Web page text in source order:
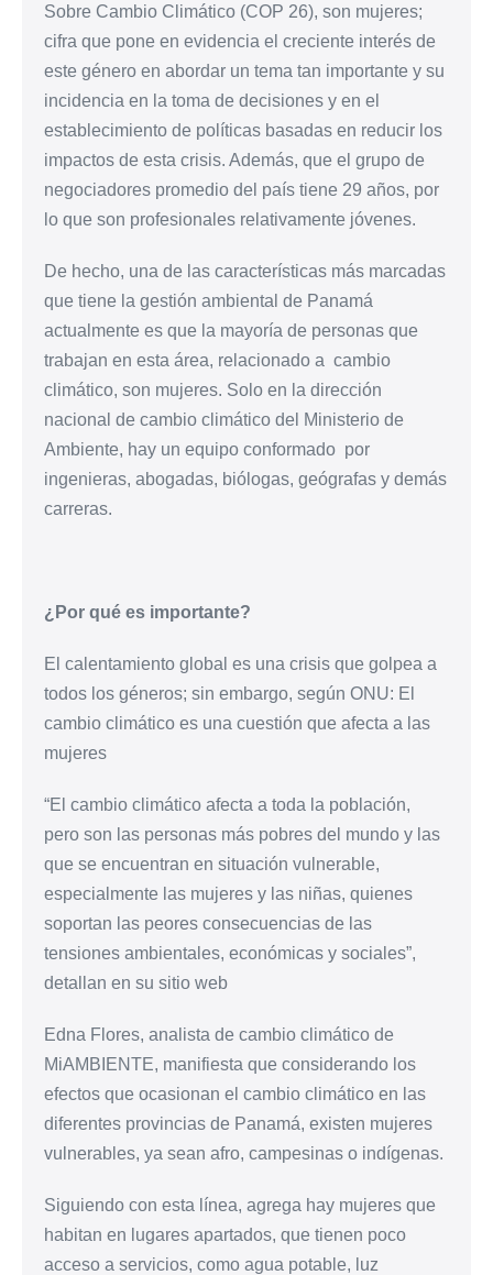
Sobre Cambio Climático (COP 26), son mujeres;
cifra que pone en evidencia el creciente interés de
este género en abordar un tema tan importante y su
incidencia en la toma de decisiones y en el
establecimiento de políticas basadas en reducir los
impactos de esta crisis. Además, que el grupo de
negociadores promedio del país tiene 29 años, por
lo que son profesionales relativamente jóvenes.
De hecho, una de las características más marcadas
que tiene la gestión ambiental de Panamá
actualmente es que la mayoría de personas que
trabajan en esta área, relacionado a cambio
climático, son mujeres. Solo en la dirección
nacional de cambio climático del Ministerio de
Ambiente, hay un equipo conformado por
ingenieras, abogadas, biólogas, geógrafas y demás
carreras.
¿Por qué es importante?
El calentamiento global es una crisis que golpea a
todos los géneros; sin embargo, según ONU: El
cambio climático es una cuestión que afecta a las
mujeres
“El cambio climático afecta a toda la población,
pero son las personas más pobres del mundo y las
que se encuentran en situación vulnerable,
especialmente las mujeres y las niñas, quienes
soportan las peores consecuencias de las
tensiones ambientales, económicas y sociales”,
detallan en su sitio web
Edna Flores, analista de cambio climático de
MiAMBIENTE, manifiesta que considerando los
efectos que ocasionan el cambio climático en las
diferentes provincias de Panamá, existen mujeres
vulnerables, ya sean afro, campesinas o indígenas.
Siguiendo con esta línea, agrega hay mujeres que
habitan en lugares apartados, que tienen poco
acceso a servicios, como agua potable, luz